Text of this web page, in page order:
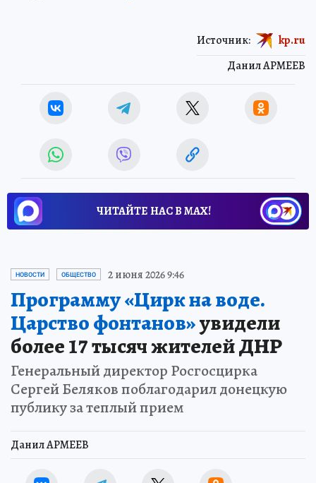
Данил АРМЕЕВ
Источник: kp.ru
ЧИТАЙТЕ НАС В МАХ!
НОВОСТИ ОБЩЕСТВО 2 июня 2026 9:46
Программу «Цирк на воде.
Царство фонтанов»увидели
более 17 тысяч жителей ДНР
Генеральный директор Росгосцирка
Сергей Беляков поблагодарил донецкую
публику за теплый прием
Данил АРМЕЕВ